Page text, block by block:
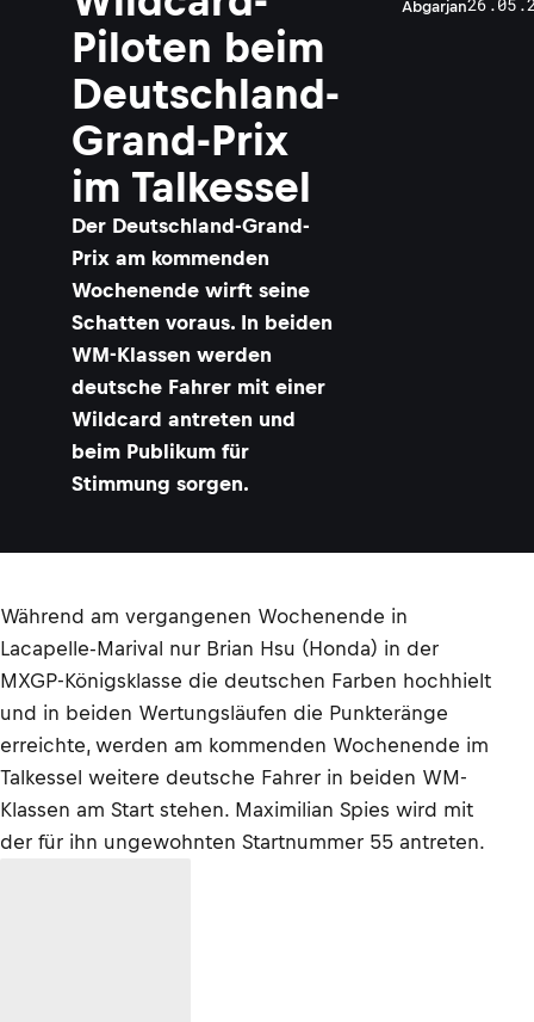
Piloten beim
Deutschland-
Grand-Prix
im Talkessel
Der Deutschland-Grand-
Prix am kommenden
Wochenende wirft seine
Schatten voraus. In beiden
WM-Klassen werden
deutsche Fahrer mit einer
Wildcard antreten und
beim Publikum für
Stimmung sorgen.
Abgarjan
Während am vergangenen Wochenende in
Lacapelle-Marival nur Brian Hsu (Honda) in der
MXGP-Königsklasse die deutschen Farben hochhielt
und in beiden Wertungsläufen die Punkteränge
erreichte, werden am kommenden Wochenende im
Talkessel weitere deutsche Fahrer in beiden WM-
Klassen am Start stehen. Maximilian Spies wird mit
der für ihn ungewohnten Startnummer 55 antreten.